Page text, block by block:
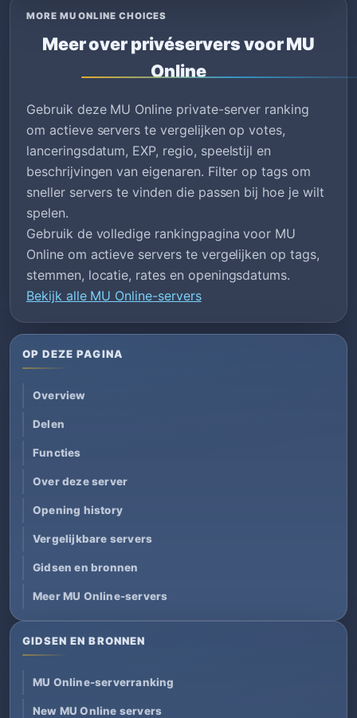
MORE MU ONLINE CHOICES
Meer over privéservers voor MU
Online
Gebruik deze MU Online private-server ranking
om actieve servers te vergelijken op votes,
lanceringsdatum, EXP, regio, speelstijl en
beschrijvingen van eigenaren. Filter op tags om
sneller servers te vinden die passen bij hoe je wilt
spelen.
Gebruik de volledige rankingpagina voor MU
Online om actieve servers te vergelijken op tags,
stemmen, locatie, rates en openingsdatums.
Bekijk alle MU Online-servers
OP DEZE PAGINA
Overview
Delen
Functies
Over deze server
Opening history
Vergelijkbare servers
Gidsen en bronnen
Meer MU Online-servers
GIDSEN EN BRONNEN
MU Online-serverranking
New MU Online servers